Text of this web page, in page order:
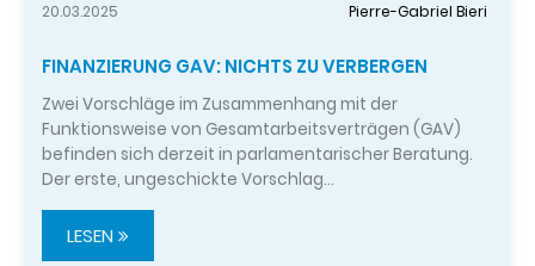
20.03.2025 Pierre-Gabriel Bieri
FINANZIERUNG GAV: NICHTS ZU VERBERGEN
Zwei Vorschläge im Zusammenhang mit der
Funktionsweise von Gesamtarbeitsverträgen (GAV)
befinden sich derzeit in parlamentarischer Beratung.
Der erste, ungeschickte Vorschlag…
LESEN